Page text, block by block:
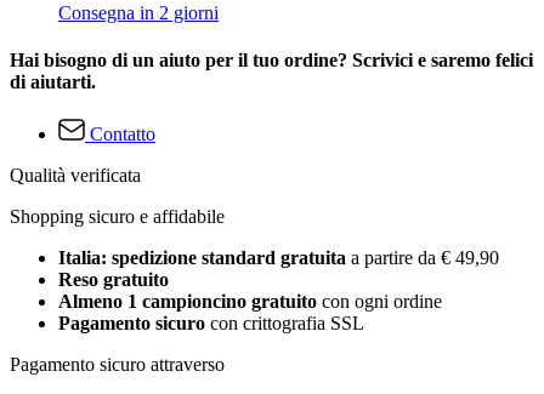
Consegna in 2 giorni
Hai bisogno di un aiuto per il tuo ordine? Scrivici e saremo felici
di aiutarti.
Contatto
Qualità verificata
Shopping sicuro e affidabile
Italia: spedizione standard gratuita a partire da € 49,90
Reso gratuito
Almeno 1 campioncino gratuito con ogni ordine
Pagamento sicuro con crittografia SSL
Pagamento sicuro attraverso